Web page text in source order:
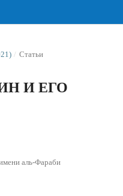
/ Статьи
И ЕГО
аль-Фараби